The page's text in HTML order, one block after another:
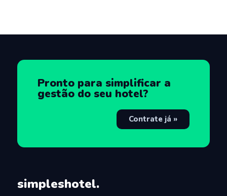
Pronto para simplificar a
gestão do seu hotel?
Contrate já »
simpleshotel.